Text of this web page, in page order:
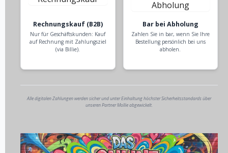
Rechnungskauf (B2B)
Nur für Geschäftskunden: Kauf
auf Rechnung mit Zahlungsziel
(via Billie).
Bar bei Abholung
Zahlen Sie in bar, wenn Sie Ihre
Bestellung persönlich bei uns
abholen.
Alle digitalen Zahlungen werden sicher und unter Einhaltung höchster Sicherheitsstandards über
unseren Partner Mollie abgewickelt.